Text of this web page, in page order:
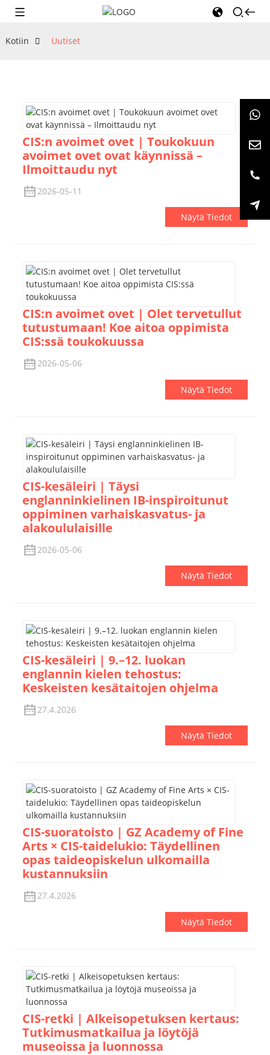
Kotiin Uutiset
CIS:n avoimet ovet | Toukokuun
avoimet ovet ovat käynnissä –
Ilmoittaudu nyt
2026-05-11
Näytä Tiedot
CIS:n avoimet ovet | Olet tervetullut
tutustumaan! Koe aitoa oppimista
CIS:ssä toukokuussa
2026-05-06
Näytä Tiedot
CIS-kesäleiri | Täysi
englanninkielinen IB-inspiroitunut
oppiminen varhaiskasvatus- ja
alakoululaisille
2026-05-06
Näytä Tiedot
CIS-kesäleiri | 9.–12. luokan
englannin kielen tehostus:
Keskeisten kesätaitojen ohjelma
27.4.2026
Näytä Tiedot
CIS-suoratoisto | GZ Academy of Fine
Arts × CIS-taidelukio: Täydellinen
opas taideopiskelun ulkomailla
kustannuksiin
27.4.2026
Näytä Tiedot
CIS-retki | Alkeisopetuksen kertaus:
Tutkimusmatkailua ja löytöjä
museoissa ja luonnossa